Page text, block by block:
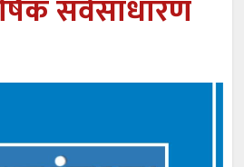
यश मिळवता येते – शिवप्रसाद
विविध सामाजिक
सर्वसाधारण